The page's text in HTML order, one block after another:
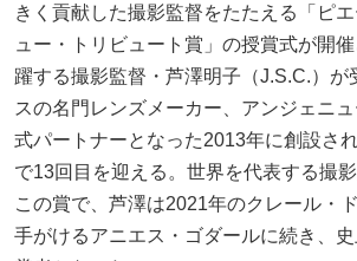
きく貢献した撮影監督をたたえる「ピ
ュー・トリビュート賞」の授賞式が開
躍する撮影監督・芦澤明子（J.S.C.）が
スの名門レンズメーカー、アンジェニ
式パートナーとなった2013年に創設さ
で13回目を迎える。世界を代表する撮
この賞で、芦澤は2021年のクレール・
手がけるアニエス・ゴダールに続き、